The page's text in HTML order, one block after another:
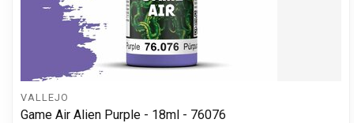
VALLEJO
Game Air Alien Purple - 18ml - 76076